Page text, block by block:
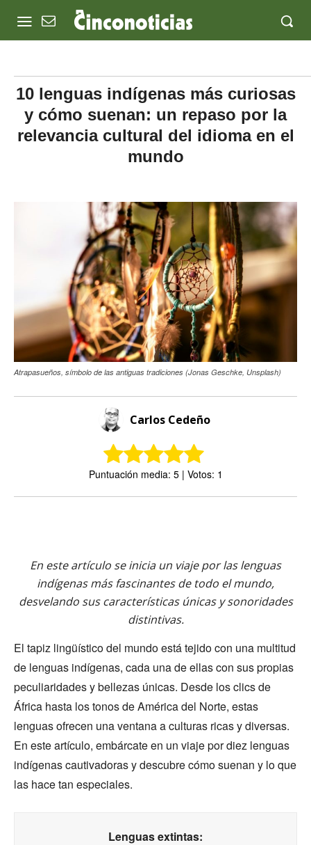
10 lenguas indígenas más curiosas
y cómo suenan: un repaso por la
relevancia cultural del idioma en el
mundo
Atrapasueños, símbolo de las antiguas tradiciones (Jonas Geschke, Unsplash)
Carlos Cedeño
Puntuación media: 5 | Votos: 1
En este artículo se inicia un viaje por las lenguas
indígenas más fascinantes de todo el mundo,
desvelando sus características únicas y sonoridades
distintivas.
El tapiz lingüístico del mundo está tejido con una multitud
de lenguas indígenas, cada una de ellas con sus propias
peculiaridades y bellezas únicas. Desde los clics de
África hasta los tonos de América del Norte, estas
lenguas ofrecen una ventana a culturas ricas y diversas.
En este artículo, embárcate en un viaje por diez lenguas
indígenas cautivadoras y descubre cómo suenan y lo que
las hace tan especiales.
Lenguas extintas: